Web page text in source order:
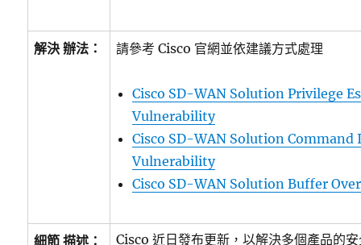
解決 辦法： 請參考 Cisco 官網並依建議方式處理
Cisco SD-WAN Solution Privilege
Vulnerability
Cisco SD-WAN Solution
Vulnerability
Cisco SD-WAN Solution Buffer
細節 描述： Cisco 近日發布更新，以解決多個產品的